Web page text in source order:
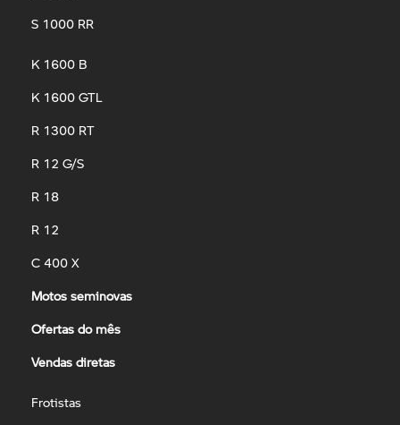
S 1000 RR
K 1600 B
K 1600 GTL
R 1300 RT
R 12 G/S
R 18
R 12
C 400 X
Motos seminovas
Ofertas do mês
Vendas diretas
Frotistas